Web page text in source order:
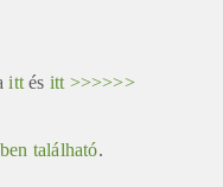
ittés itt >>>>>>
található.